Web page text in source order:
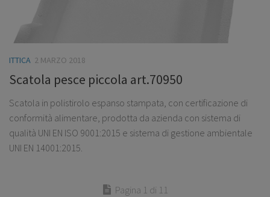
ITTICA 2 MARZO 2018
Scatola pesce piccola art.70950
Scatola in polistirolo espanso stampata, con certificazione di
conformità alimentare, prodotta da azienda con sistema di
qualità UNI EN ISO 9001:2015 e sistema di gestione ambientale
UNI EN 14001:2015.
Pagina 1 di 11